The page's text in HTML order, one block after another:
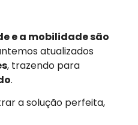
e a mobilidade são
atualizados
, trazendo para
.
a solução perfeita,